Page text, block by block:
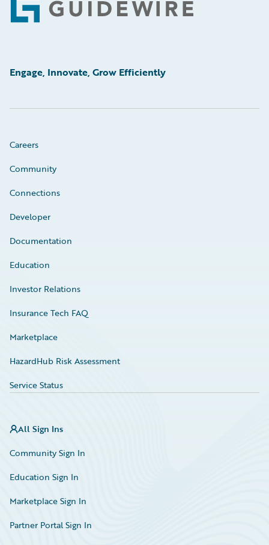
Footer
Engage, Innovate, Grow Efficiently
Careers
Community
Connections
Developer
Documentation
Education
Investor Relations
Insurance Tech FAQ
Marketplace
HazardHub Risk Assessment
Service Status
All Sign Ins
Community Sign In
Education Sign In
Marketplace Sign In
Partner Portal Sign In